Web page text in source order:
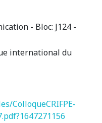
- Bloc: J124 -
international du
ColloqueCRIFPE-